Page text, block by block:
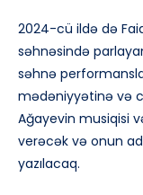
2024-cü ildə də
səhnəsində
səhnə
mədəniyyətinə və
Ağayevin musiqisi
verəcək və onun
yazılacaq.